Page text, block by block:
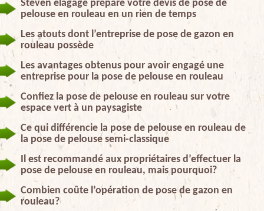
Steven elagage prépare votre devis de pose de
pelouse en rouleau en un rien de temps
Les atouts dont l’entreprise de pose de gazon en
rouleau possède
Les avantages obtenus pour avoir engagé une
entreprise pour la pose de pelouse en rouleau
Confiez la pose de pelouse en rouleau sur votre
espace vert à un paysagiste
Ce qui différencie la pose de pelouse en rouleau de
la pose de pelouse semi-classique
Il est recommandé aux propriétaires d’effectuer la
pose de pelouse en rouleau, mais pourquoi?
Combien coûte l’opération de pose de gazon en
rouleau?